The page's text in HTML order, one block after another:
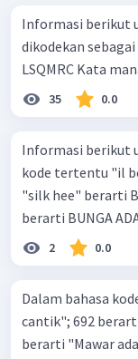
Informasi berikut
dikodekan sebagai PSTXOM DIRECT
LSQMRC
35 0.0
Informasi berikut
kode tertentu "il
"silk hee" berarti
2 0.0
Dalam bahasa
cantik"; 692
berarti "Mawar adalah cantik".